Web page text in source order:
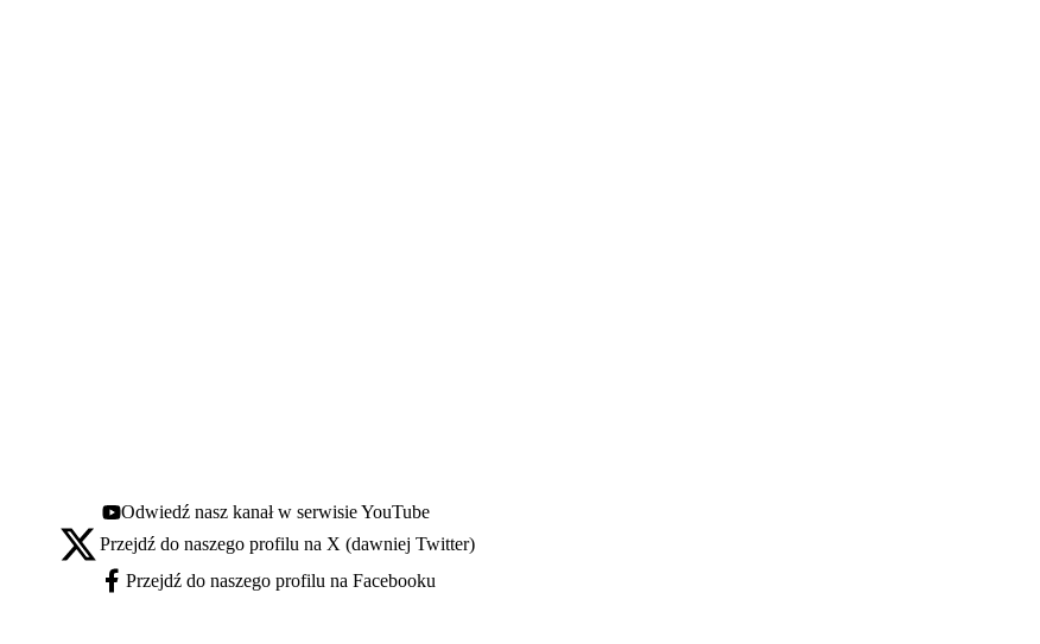
Youtube - otwiera się w nowej karcie
Odwiedź nasz kanał w serwisie YouTube
X - otwiera się w nowej karcie
Przejdź do naszego profilu na X (dawniej Twitter)
Facebook - otwiera się w nowej karcie
Przejdź do naszego profilu na Facebooku